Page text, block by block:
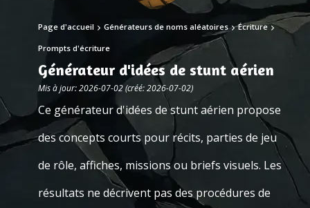
Page d'accueil Générateurs de noms aléatoires Écriture
Prompts d'écriture
Générateur d'idées de stunt aérien
Mis à jour: 2026-07-02 (créé: 2026-07-02)
Ce générateur d'idées de stunt aérien propose
des concepts courts pour récits, parties de jeu
de rôle, affiches, missions ou briefs visuels. Les
résultats ne décrivent pas des procédures de